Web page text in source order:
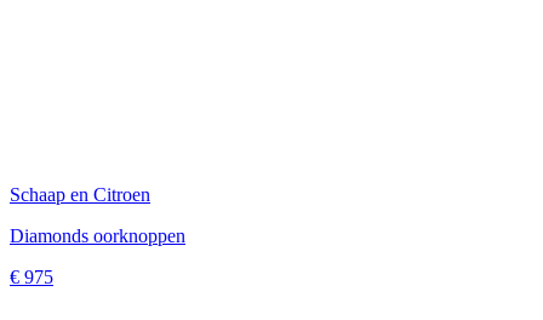
Schaap en Citroen
Diamonds oorknoppen
€ 975